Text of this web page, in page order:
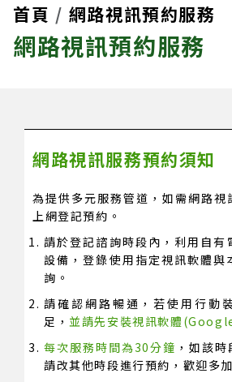
首頁 網路視訊預約服務
網路視訊預約服務
網路視訊服務預約須知
為提供多元服務管道，如需網路視
上網登記預約。
請於登記諮詢時段內，利用自有
設備，登錄使用指定視訊軟體與
詢。
請確認網路暢通，若使用行動
足，並請先安裝視訊軟體
每次服務時間為30分鐘 ，如該時
請改其他時段進行預約，歡迎多